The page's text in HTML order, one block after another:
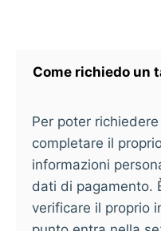
Come richiedo un
Per poter
completare il
informazioni
dati di pagamento.
verificare il proprio